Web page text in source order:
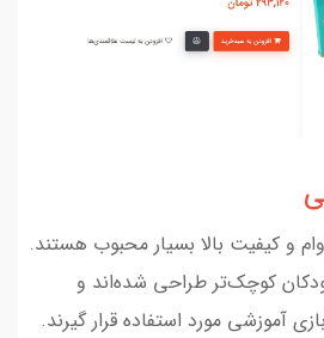
و کیفیت بالا بسیار محبوب هستند.
کوچک‌تر طراحی شده‌اند و
آموزشی مورد استفاده قرار گیرند.